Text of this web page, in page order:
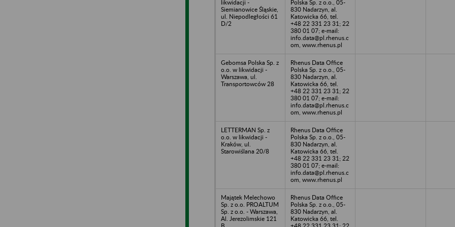
likwidacji -
Siemianowice Śląskie,
ul. Niepodległości 61
D/2
Polska Sp. z o.o., 05-
830 Nadarzyn, al.
Katowicka 66, tel.
+48 22 331 23 31; 22
380 01 07; e-mail:
info.data@pl.rhenus.c
om, www.rhenus.pl
Gebomsa Polska Sp. z
o.o. w likwidacji -
Warszawa, ul.
Transportowców 28
Rhenus Data Office
Polska Sp. z o.o., 05-
830 Nadarzyn, al.
Katowicka 66, tel.
+48 22 331 23 31; 22
380 01 07; e-mail:
info.data@pl.rhenus.c
om, www.rhenus.pl
LETTERMAN Sp. z
o.o. w likwidacji -
Kraków, ul.
Starowiślana 20/8
Rhenus Data Office
Polska Sp. z o.o., 05-
830 Nadarzyn, al.
Katowicka 66, tel.
+48 22 331 23 31; 22
380 01 07; e-mail:
info.data@pl.rhenus.c
om, www.rhenus.pl
Majątek Melechowo
Sp. z o.o. PROALTUM
Sp. z o.o. - Warszawa,
Al. Jerezolimskie 121
Rhenus Data Office
Polska Sp. z o.o., 05-
830 Nadarzyn, al.
Katowicka 66, tel.